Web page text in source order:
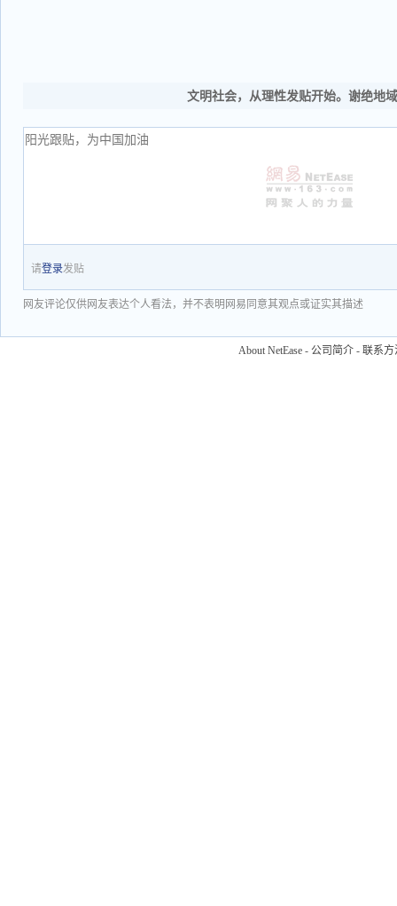
文明社会，从理性发贴开始。谢绝地
请登录发贴
网友评论仅供网友表达个人看法，并不表明网易同意其观点或证实其描述
About NetEase - 公司简介 - 联系方